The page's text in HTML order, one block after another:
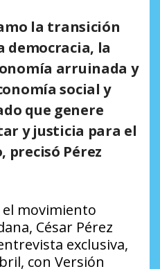
la transición
democracia, la
arruinada y
social y
que genere
y justicia para el
precisó Pérez
movimiento
César Pérez
exclusiva,
con Versión